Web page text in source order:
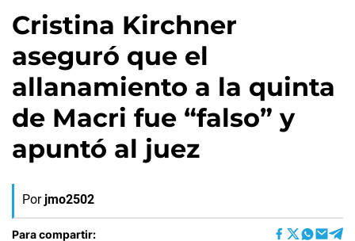
Cristina Kirchner
aseguró que el
allanamiento a la quinta
de Macri fue “falso” y
apuntó al juez
Por jmo2502
Para compartir: